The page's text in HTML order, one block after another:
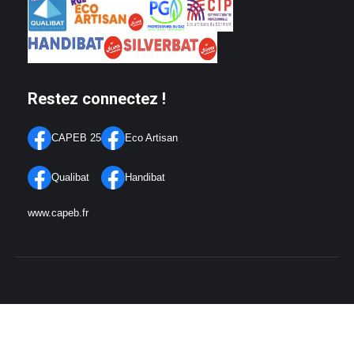
Restez connectez !
CAPEB 25
Qualibat
Eco Artisan
Handibat
www.capeb.fr